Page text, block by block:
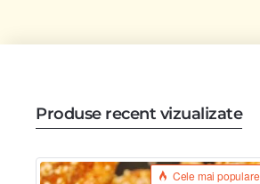
Produse recent vizualizate
Cele mai populare